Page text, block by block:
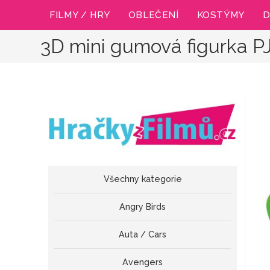
FILMY / HRY OBLEČENÍ KOSTÝMY
3D mini gumová figurka
Všechny kategorie
Angry Birds
Auta / Cars
Avengers